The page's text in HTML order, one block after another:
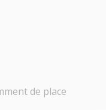
de place